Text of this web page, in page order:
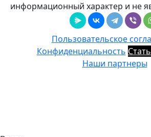
информационный характер и не
Пользовательское
Конфиденциальность
Наши партнеры